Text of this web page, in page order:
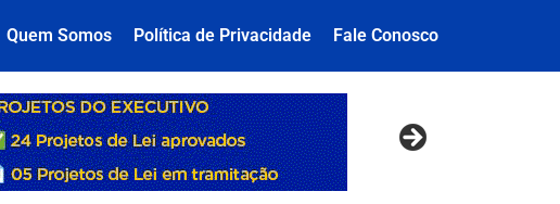
Quem Somos Política de Privacidade Fale Conosco